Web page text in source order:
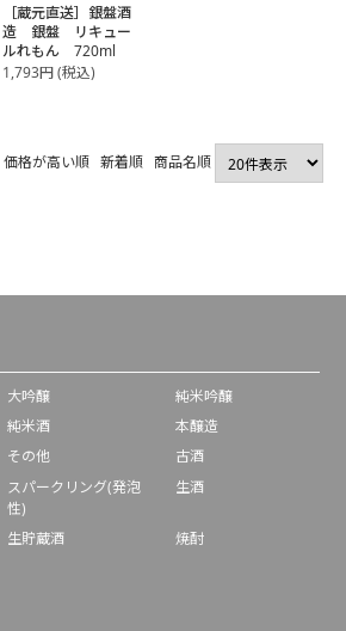
［蔵元直送］銀盤酒
造 銀盤 リキュー
ルれもん 720ml
1,793円(税込)
価格が高い順 新着順 商品名順
大吟醸
純米吟醸
純米酒
本醸造
その他
古酒
スパークリング(発泡
性)
生酒
生貯蔵酒
焼酎